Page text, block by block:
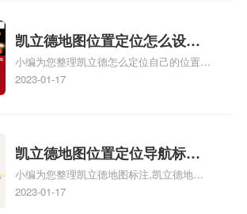
门指路人地图标注服务中心地址标注上地图
怎么弄相关地图标注知识，详情可查看下方
正文！
凯立德地图位置定位怎么设置
自己的指路人地图标注服务中
心名？凯立德地图位置定位怎
小编为您整理凯立德怎么定位自己的位置
啊、手机凯立德地图定位怎么设置往上走、
地图标注服务中心铺招牌相关地图标注知
识，详情可查看下方正文！
2023-01-17
凯立德地图位置定位导航标
注？凯立德地图位置定位,导航,
标注？
小编为您整理凯立德地图标注,凯立德地图
标注怎么做啊、凯立德地图标注,凯立德地
2023-01-17